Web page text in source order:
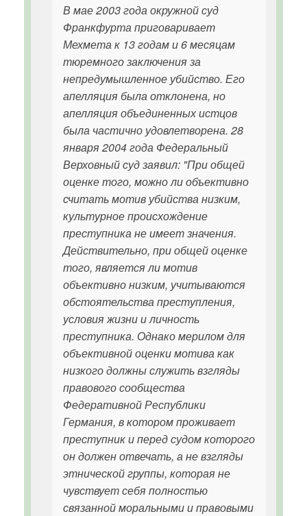
В мае 2003 года окружной суд
Франкфурта приговаривает
Мехмета к 13 годам и 6 месяцам
тюремного заключения за
непредумышленное убийство. Его
апелляция была отклонена, но
апелляция объединенных истцов
была частично удовлетворена. 28
января 2004 года Федеральный
Верховный суд заявил: "При общей
оценке того, можно ли объективно
считать мотив убийства низким,
культурное происхождение
преступника не имеет значения.
Действительно, при общей оценке
того, является ли мотив
объективно низким, учитываются
обстоятельства преступления,
условия жизни и личность
преступника. Однако мерилом для
объективной оценки мотива как
низкого должны служить взгляды
правового сообщества
Федеративной Республики
Германия, в котором проживает
преступник и перед судом которого
он должен отвечать, а не взгляды
этнической группы, которая не
чувствует себя полностью
связанной моральными и правовыми